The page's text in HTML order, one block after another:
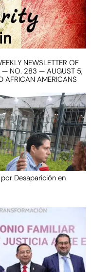
NEWSLETTER OF
— NO. 283 — AUGUST 5,
AFRICAN AMERICANS
Desaparición en